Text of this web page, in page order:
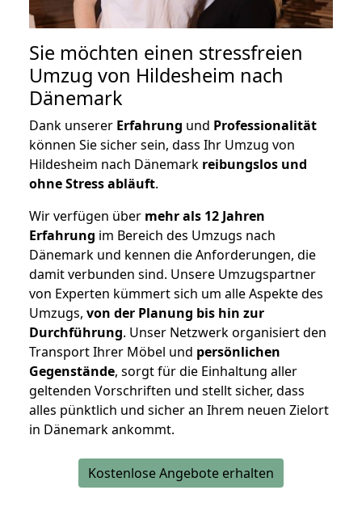
Sie möchten einen stressfreien
Umzug von Hildesheim nach
Dänemark
Dank unserer Erfahrung und Professionalität
können Sie sicher sein, dass Ihr Umzug von
Hildesheim nach Dänemark reibungslos und
ohne Stress abläuft.
Wir verfügen über mehr als 12 Jahren
Erfahrung im Bereich des Umzugs nach
Dänemark und kennen die Anforderungen, die
damit verbunden sind. Unsere Umzugspartner
von Experten kümmert sich um alle Aspekte des
Umzugs, von der Planung bis hin zur
Durchführung. Unser Netzwerk organisiert den
Transport Ihrer Möbel und persönlichen
Gegenstände, sorgt für die Einhaltung aller
geltenden Vorschriften und stellt sicher, dass
alles pünktlich und sicher an Ihrem neuen Zielort
in Dänemark ankommt.
Kostenlose Angebote erhalten